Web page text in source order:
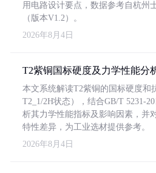
用电路设计要点，数据参考自杭州
（版本V1.2）。
2026年8月4日
T2紫铜国标硬度及力学性能分
本文系统解读T2紫铜的国标硬度和
T2_1/2H状态），结合GB/T 5231-
析其力学性能指标及影响因素，并
特性差异，为工业选材提供参考。
2026年8月4日